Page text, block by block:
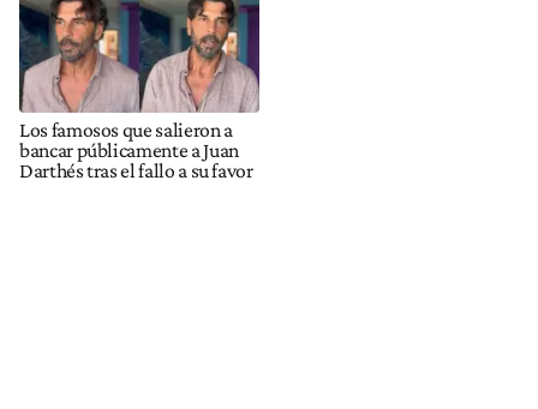
Los famosos que salieron a
bancar públicamente a Juan
Darthés tras el fallo a su favor